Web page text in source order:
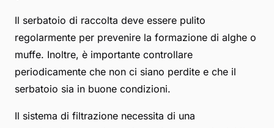
Il serbatoio di raccolta deve essere pulito
regolarmente per prevenire la formazione di alghe o
muffe. Inoltre, è importante controllare
periodicamente che non ci siano perdite e che il
serbatoio sia in buone condizioni.
Il sistema di filtrazione necessita di una